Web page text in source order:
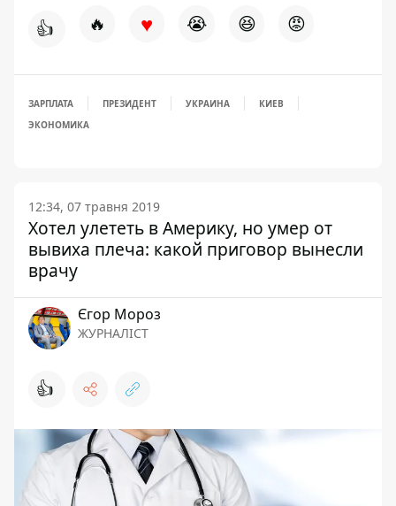
👍 🔥 ♥ 😭 😆 😡
ЗАРПЛАТА ПРЕЗИДЕНТ УКРАИНА
КИЕВ
ЭКОНОМИКА
12:34, 07 травня 2019
Хотел улететь в Америку, но умер от
вывиха плеча: какой приговор вынесли
врачу
Єгор Мороз
ЖУРНАЛІСТ
👍